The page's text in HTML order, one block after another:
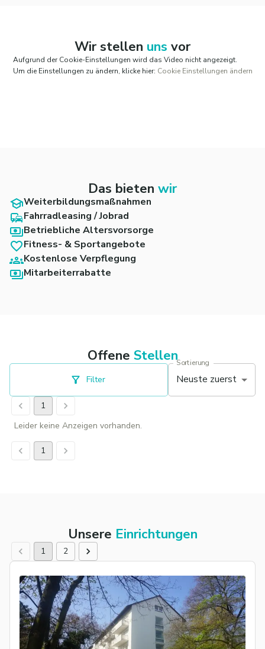
Wir stellen uns vor
Aufgrund der Cookie-Einstellungen wird das Video nicht angezeigt.
Um die Einstellungen zu ändern, klicke hier: Cookie Einstellungen ändern
Das bieten wir
Weiterbildungsmaßnahmen
Fahrradleasing / Jobrad
Betriebliche Altersvorsorge
Fitness- & Sportangebote
Kostenlose Verpflegung
Mitarbeiterrabatte
Offene Stellen
Filter
Sortierung
Neuste zuerst
1
Leider keine Anzeigen vorhanden.
1
Unsere Einrichtungen
1 2